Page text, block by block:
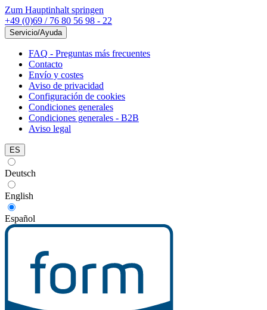
Zum Hauptinhalt springen
+49 (0)69 / 76 80 56 98 - 22
Servicio/Ayuda
FAQ - Preguntas más frecuentes
Contacto
Envío y costes
Aviso de privacidad
Configuración de cookies
Condiciones generales
Condiciones generales - B2B
Aviso legal
ES
Deutsch
English
Español